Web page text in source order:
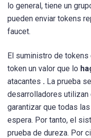
lo general, tiene un
pueden enviar tokens
faucet.
El suministro de
token un valor que lo
atacantes . La prueba
desarrolladores utilizan
garantizar que todas
espera. Por tanto, el
prueba de dureza. Por